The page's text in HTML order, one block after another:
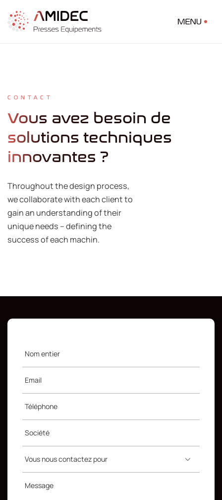
CONTACT
Vous avez besoin de
solutions techniques
innovantes ?
Throughout the design process,
we collaborate with each client to
gain an understanding of their
unique needs – defining the
success of each machin.
Nom entier
Email
Téléphone
Société
Vous nous contactez pour
Message